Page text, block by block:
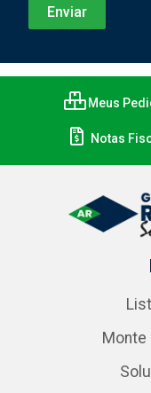
Meus
Notas
Monte